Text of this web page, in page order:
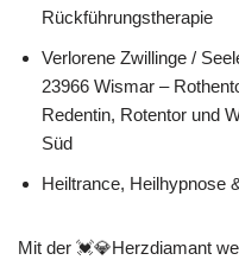
Rückführungstherapie
Verlorene Zwillinge /
23966 Wismar –
Redentin, Rotentor und
Süd
Heiltrance, Heilhypnose
Mit der 💓️💎Herzdiamant